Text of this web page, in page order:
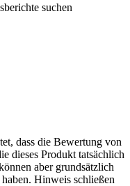
suchen
dass die Bewertung von
dieses Produkt tatsächlich
aber grundsätzlich
Hinweis schließen